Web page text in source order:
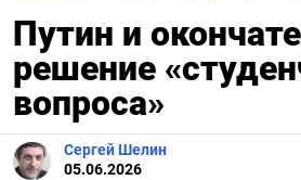
Путин и
решение
вопроса»
Сергей Шелин
05.06.2026